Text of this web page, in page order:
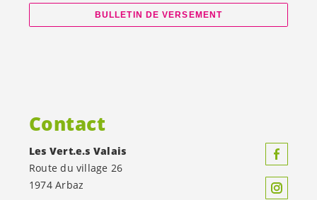
BULLETIN DE VERSEMENT
Contact
Les Vert.e.s Valais
Route du village 26
1974 Arbaz